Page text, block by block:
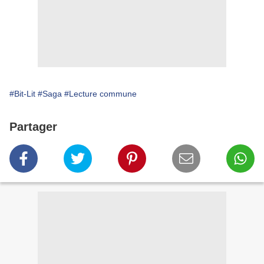
#Bit-Lit #Saga #Lecture commune
Partager